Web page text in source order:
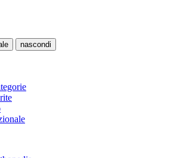
nascondi